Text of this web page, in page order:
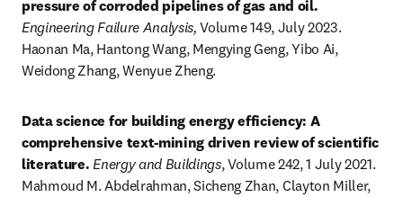
Engineering Failure Analysis, Volume 149, July 2023.
Haonan Ma, Hantong Wang, Mengying Geng, Yibo Ai,
Weidong Zhang, Wenyue Zheng.
Data science for building energy efficiency: A
comprehensive text-mining driven review of scientific
literature. Energy and Buildings, Volume 242, 1 July 2021.
Mahmoud M. Abdelrahman, Sicheng Zhan, Clayton Miller,